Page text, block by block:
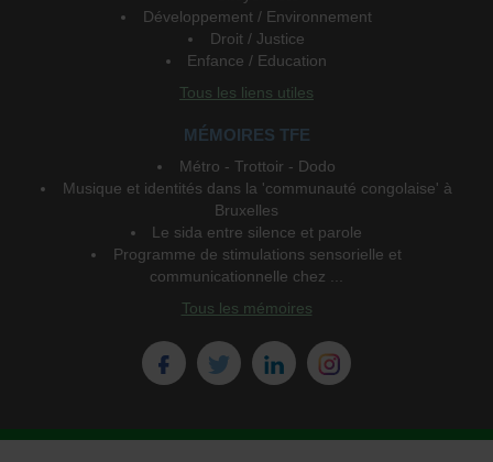
Développement / Environnement
Droit / Justice
Enfance / Education
Tous les liens utiles
MÉMOIRES TFE
Métro - Trottoir - Dodo
Musique et identités dans la 'communauté congolaise' à
Bruxelles
Le sida entre silence et parole
Programme de stimulations sensorielle et
communicationnelle chez ...
Tous les mémoires